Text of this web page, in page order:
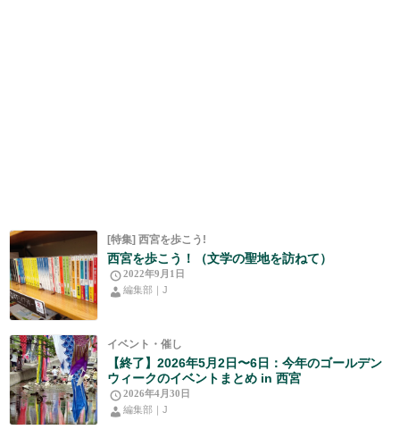
[特集] 西宮を歩こう!
西宮を歩こう！（文学の聖地を訪ねて）
2022年9月1日
編集部｜J
イベント・催し
【終了】2026年5月2日〜6日：今年のゴールデン
ウィークのイベントまとめ in 西宮
2026年4月30日
編集部｜J